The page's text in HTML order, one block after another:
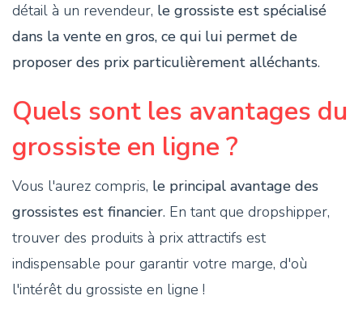
détail à un revendeur, le grossiste est spécialisé
dans la vente en gros, ce qui lui permet de
proposer des prix particulièrement alléchants.
Quels sont les avantages du
grossiste en ligne ?
Vous l'aurez compris, le principal avantage des
grossistes est financier. En tant que dropshipper,
trouver des produits à prix attractifs est
indispensable pour garantir votre marge, d'où
l'intérêt du grossiste en ligne !